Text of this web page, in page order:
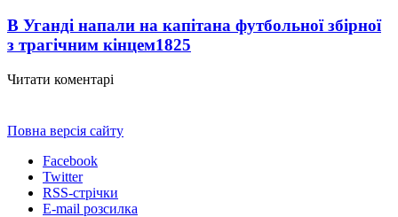
В Уганді напали на капітана футбольної збірної
з трагічним кінцем1825
Читати коментарі
Повна версія сайту
Facebook
Twitter
RSS-стрічки
E-mail розсилка